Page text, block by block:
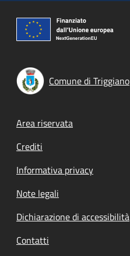
Comune di Triggiano
Footer menu
Area riservata
Crediti
Informativa privacy
Note legali
Dichiarazione di accessibilità
Contatti